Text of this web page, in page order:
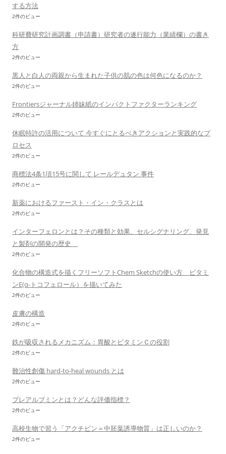
する方法
2件のビュー
科研費研究計画調書（申請書）研究者の遂行能力（業績欄）の書き
方
2件のビュー
黒人と白人の両親から生まれた子供の肌の色は何色になるのか？
2件のビュー
Frontiersジャーナル姉妹紙のインパクトファクターランキング
2件のビュー
休眠特許の活用について 今すぐにとるべきアクションと実践的なプ
ロセス
2件のビュー
商標法4条1項15号に関して レールデュタン 事件
2件のビュー
新薬におけるファースト・イン・クラスとは
2件のビュー
インターフェロンとは？その種類と効果、セルシグナリング、発見
と製剤の開発の歴史
2件のビュー
化合物の構造式を描くフリーソフトChem Sketchの使い方 ビタミ
ンE(α-トコフェロール）を描いてみた
2件のビュー
皮膚の構造
2件のビュー
鉄が吸収されるメカニズム：胃酸とビタミンＣの役割
2件のビュー
難治性創傷 hard-to-heal wounds とは
2件のビュー
プレアルブミンとは？どんな評価指標？
2件のビュー
高校生物で習う「アクチビン＝中胚葉誘導物質」は正しいのか？
2件のビュー